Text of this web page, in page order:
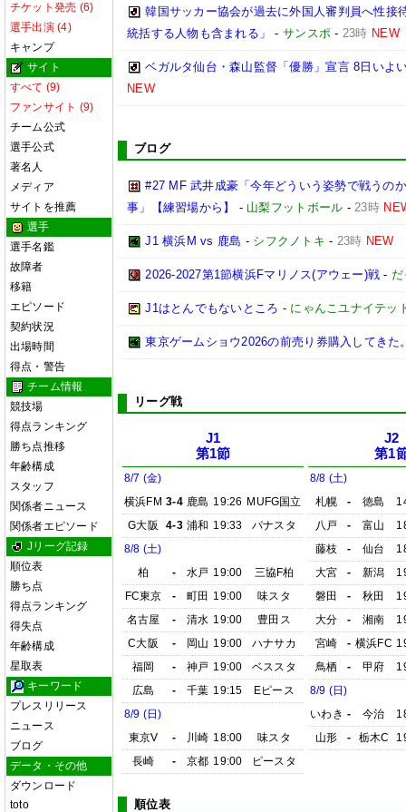
チケット発売 (6)
選手出演 (4)
キャンプ
サイト
すべて (9)
ファンサイト (9)
チーム公式
選手公式
著名人
メディア
サイトを推薦
選手
選手名鑑
故障者
移籍
エピソード
契約状況
出場時間
得点・警告
チーム情報
競技場
得点ランキング
勝ち点推移
年齢構成
スタッフ
関係者ニュース
関係者エピソード
Jリーグ記録
順位表
勝ち点
得点ランキング
得失点
年齢構成
星取表
キーワード
プレスリリース
ニュース
ブログ
データ・その他
ダウンロード
toto
韓国サッカー協会が過去に外国人審判員へ性
統括する人物も含まれる」
-サンスポ - 23時 NEW
ベガルタ仙台・森山監督「優勝」宣言 8日いよ
NEW
ブログ
#27 MF 武井成豪「今年どういう姿勢で戦うの
事」【練習場から】
- 山梨フットボール -23時
J1 横浜M vs 鹿島 - シフクノトキ - 23時 NEW
2026-2027第1節横浜Fマリノス(アウェー)戦 -
J1はとんでもないところ - にゃんこユナイテッ
東京ゲームショウ2026の前売り券購入してきた
リーグ戦
J1
第1節
8/7 (金)
横浜FM 3-4 鹿島 19:26 MUFG国立
G大阪
4-3 浦和 19:33
パナスタ
8/8 (土)
柏
- 水戸 19:00
三協F柏
FC東京
- 町田 19:00
味スタ
名古屋
- 清水 19:00
豊田ス
C大阪
- 岡山 19:00
ハナサカ
福岡
- 神戸 19:00
ベススタ
広島
- 千葉 19:15
Eピース
8/9 (日)
東京V
- 川崎 18:00
味スタ
長崎
- 京都 19:00 ピースタ
J2
第1
8/8 (土)
札幌
- 徳島
八戸
- 富山
藤枝
- 仙台
大宮
- 新潟
磐田
- 秋田
大分
- 湘南
宮崎
- 横浜FC
鳥栖
- 甲府
8/9 (日)
いわき - 今治
山形
- 栃木C
順位表